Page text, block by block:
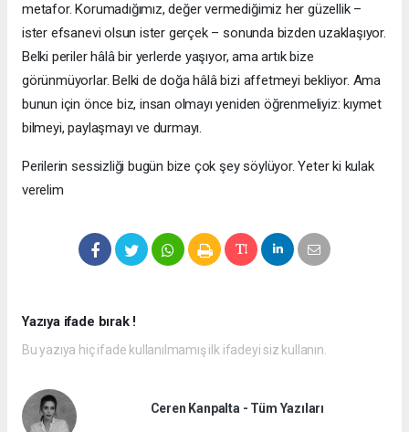
metafor. Korumadığımız, değer vermediğimiz her güzellik –
ister efsanevi olsun ister gerçek – sonunda bizden uzaklaşıyor.
Belki periler hâlâ bir yerlerde yaşıyor, ama artık bize
görünmüyorlar. Belki de doğa hâlâ bizi affetmeyi bekliyor. Ama
bunun için önce biz, insan olmayı yeniden öğrenmeliyiz: kıymet
bilmeyi, paylaşmayı ve durmayı.
Perilerin sessizliği bugün bize çok şey söylüyor. Yeter ki kulak
verelim
Yazıya ifade bırak !
Bu yazıya hiç ifade kullanılmamış ilk ifadeyi siz kullanın.
Ceren Kanpalta - Tüm Yazıları